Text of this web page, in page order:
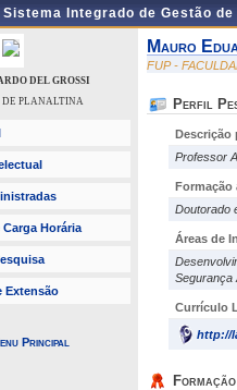
Sistema Integrado de Gestão
DEL GROSSI
DE PLANALTINA
Horária
Extensão
Principal
Mauro
FUP -
Perfil
Descrição
Professor
Formação
Doutorado
Áreas de
Segurança
Currículo
http://